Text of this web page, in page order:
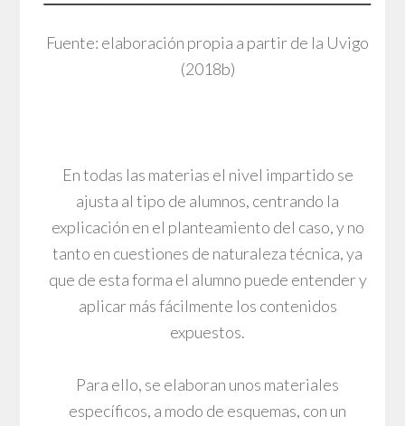
Fuente: elaboración propia a partir de la Uvigo
(2018b)
En todas las materias el nivel impartido se
ajusta al tipo de alumnos, centrando la
explicación en el planteamiento del caso, y no
tanto en cuestiones de naturaleza técnica, ya
que de esta forma el alumno puede entender y
aplicar más fácilmente los contenidos
expuestos.
Para ello, se elaboran unos materiales
específicos, a modo de esquemas, con un